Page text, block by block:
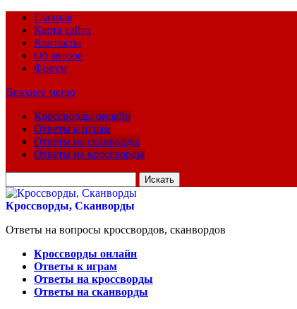
Главная
Карта сайта
Контакты
Об авторе
Форум
Верхнее меню
Кроссворды онлайн
Ответы к играм
Ответы на сканворды
Ответы на кроссворды
для:
Кроссворды, Сканворды
Ответы на вопросы кроссвордов, сканвордов
Кроссворды онлайн
Ответы к играм
Ответы на кроссворды
Ответы на сканворды